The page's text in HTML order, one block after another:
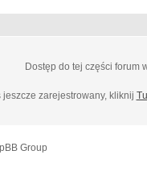
Dostęp do tej części forum
zarejestrowany, kliknij
Group